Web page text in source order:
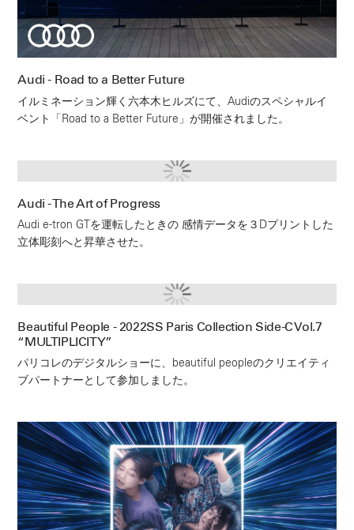
Audi - Road to a Better Future
イルミネーション輝く六本木ヒルズにて、Audiのスペシャルイ
ベント「Road to a Better Future」が開催されました。
Audi - The Art of Progress
Audi e-tron GTを運転したときの 感情データを３Dプリントした
立体彫刻へと昇華させた。
Beautiful People - 2022SS Paris Collection Side-C Vol.7
“MULTIPLICITY”
パリコレのデジタルショーに、beautiful peopleのクリエイティ
ブパートナーとして参加しました。